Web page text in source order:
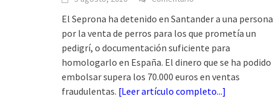
El Seprona ha detenido en Santander a una persona
por la venta de perros para los que prometía un
pedigrí, o documentación suficiente para
homologarlo en España. El dinero que se ha podido
embolsar supera los 70.000 euros en ventas
fraudulentas. [Leer artículo completo...]